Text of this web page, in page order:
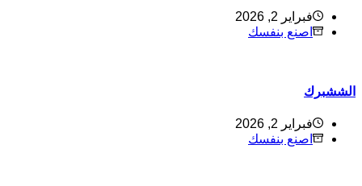
فبراير 2, 2026
اصنع بنفسك
فبراير 2, 2026
اصنع بنفسك